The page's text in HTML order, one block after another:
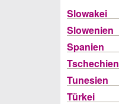
Slowakei
Slowenien
Spanien
Tschechien
Tunesien
Türkei